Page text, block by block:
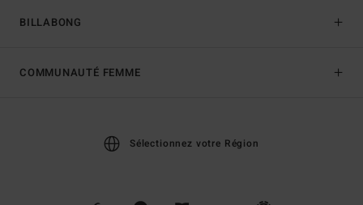
BILLABONG
COMMUNAUTÉ FEMME
Sélectionnez votre Région